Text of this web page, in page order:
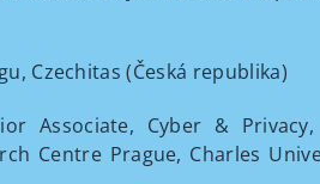
Czechitas (Česká republika)
Associate, Cyber & Privacy,
Centre Prague, Charles